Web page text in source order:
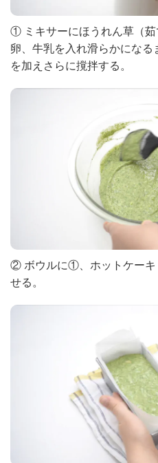
① ミキサーにほうれん草（茹
卵、牛乳を入れ滑らかにな
を加えさらに撹拌する。
② ボウルに①、ホットケーキ
せる。